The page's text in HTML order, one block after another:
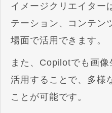
イメージクリエイター
テーション、コンテン
場面で活用できます。
また、Copilotでも画
活用することで、多様
ことが可能です。